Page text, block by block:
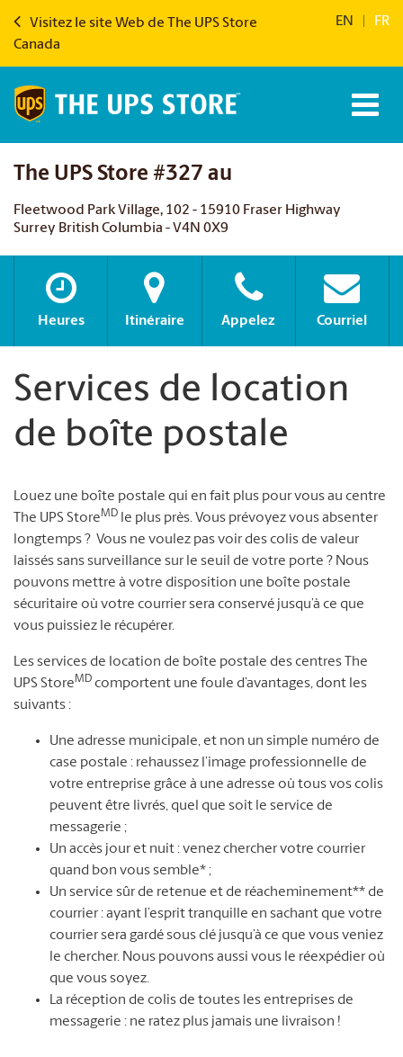
Visitez le site Web de The UPS Store
Canada
EN FR
The UPS Store #327 au
Fleetwood Park Village, 102 - 15910 Fraser Highway
Surrey British Columbia - V4N 0X9
Heures Itinéraire Appelez Courriel
Services de location
de boîte postale
Louez une boîte postale qui en fait plus pour vous au centre
The UPS StoreMD
le plus près. Vous prévoyez vous absenter
longtemps ? Vous ne voulez pas voir des colis de valeur
laissés sans surveillance sur le seuil de votre porte ? Nous
pouvons mettre à votre disposition une boîte postale
sécuritaire où votre courrier sera conservé jusqu’à ce que
vous puissiez le récupérer.
Les services de location de boîte postale des centres The
UPS StoreMD comportent une foule d’avantages, dont les
suivants :
Une adresse municipale, et non un simple numéro de
case postale : rehaussez l’image professionnelle de
votre entreprise grâce à une adresse où tous vos colis
peuvent être livrés, quel que soit le service de
messagerie ;
Un accès jour et nuit : venez chercher votre courrier
quand bon vous semble* ;
Un service sûr de retenue et de réacheminement** de
courrier : ayant l’esprit tranquille en sachant que votre
courrier sera gardé sous clé jusqu’à ce que vous veniez
le chercher. Nous pouvons aussi vous le réexpédier où
que vous soyez.
La réception de colis de toutes les entreprises de
messagerie : ne ratez plus jamais une livraison !